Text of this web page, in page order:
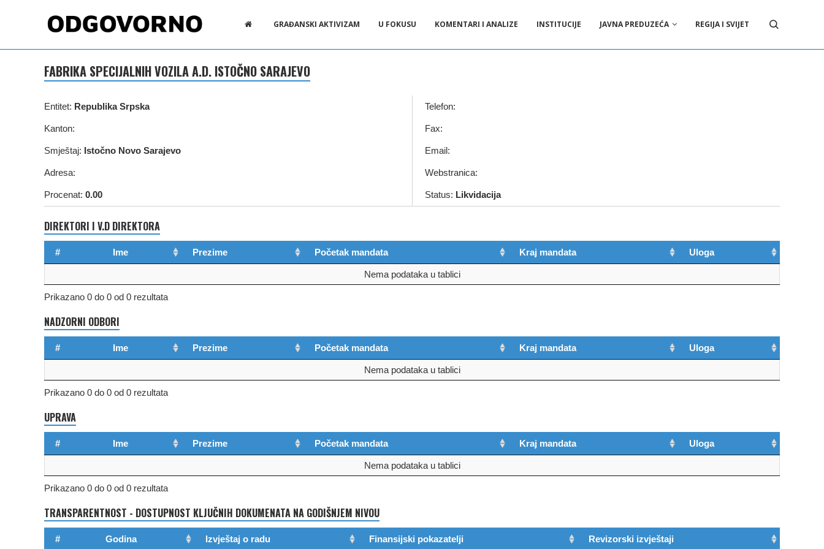
GRAĐANSKI AKTIVIZAM U FOKUSU KOMENTARI I ANALIZE INSTITUCIJE JAVNA PREDUZEĆA REGIJA I SVIJET
FABRIKA SPECIJALNIH VOZILA A.D. ISTOČNO SARAJEVO
Entitet: Republika Srpska
Kanton:
Smještaj: Istočno Novo Sarajevo
Adresa:
Procenat: 0.00
Telefon:
Fax:
Email:
Webstranica:
Status: Likvidacija
DIREKTORI I V.D DIREKTORA
# Ime Prezime Početak mandata Kraj mandata Uloga
Nema podataka u tablici
Prikazano 0 do 0 od 0 rezultata
NADZORNI ODBORI
# Ime Prezime Početak mandata Kraj mandata Uloga
Nema podataka u tablici
Prikazano 0 do 0 od 0 rezultata
UPRAVA
# Ime Prezime Početak mandata Kraj mandata Uloga
Nema podataka u tablici
Prikazano 0 do 0 od 0 rezultata
TRANSPARENTNOST - DOSTUPNOST KLJUČNIH DOKUMENATA NA GODIŠNJEM NIVOU
# Godina Izvještaj o radu Finansijski pokazatelji Revizorski izvještaji